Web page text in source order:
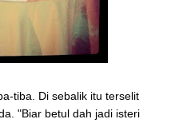
tiba. Di sebalik itu terselit
"Biar betul dah jadi isteri